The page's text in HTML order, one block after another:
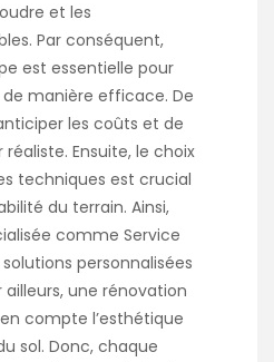
et les
Par conséquent,
est essentielle pour
manière efficace. De
les coûts et de
Ensuite, le choix
techniques est crucial
du terrain. Ainsi,
comme Service
personnalisées
une rénovation
compte l’esthétique
sol. Donc, chaque